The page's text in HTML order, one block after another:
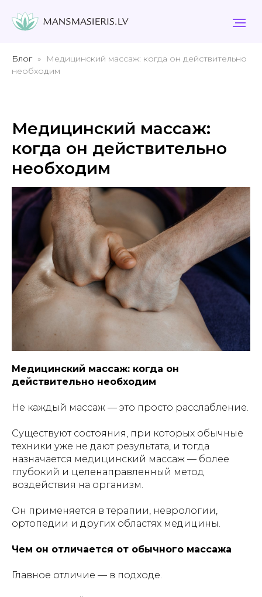
Блог
Медицинский массаж: когда он действительно
необходим
Медицинский массаж:
когда он действительно
необходим
Медицинский массаж: когда он
действительно необходим
Не каждый массаж — это просто расслабление.
Существуют состояния, при которых обычные
техники уже не дают результата, и тогда
назначается медицинский массаж — более
глубокий и целенаправленный метод
воздействия на организм.
Он применяется в терапии, неврологии,
ортопедии и других областях медицины.
Чем он отличается от обычного массажа
Главное отличие — в подходе.